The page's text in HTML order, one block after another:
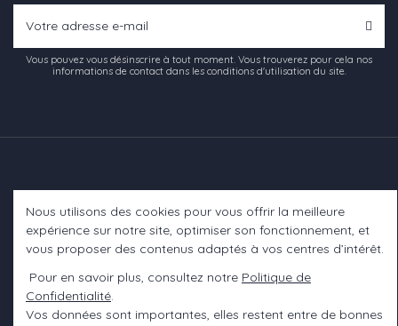
Vous pouvez vous désinscrire à tout moment. Vous trouverez pour cela nos
informations de contact dans les conditions d'utilisation du site.
Informations
Contact us
Nous utilisons des cookies pour vous offrir la meilleure
expérience sur notre site, optimiser son fonctionnement, et
vous proposer des contenus adaptés à vos centres d’intérêt.
Pour en savoir plus, consultez notre Politique de
Confidentialité.
Vos données sont importantes, elles restent entre de bonnes